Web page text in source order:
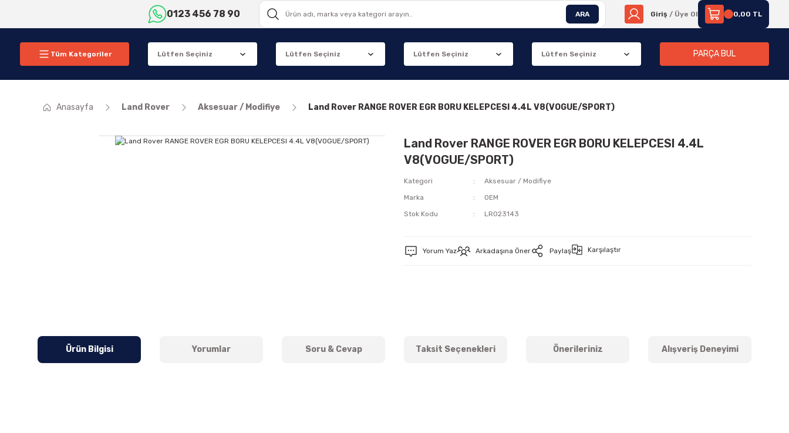
0123 456 78 90 ARA Giriş / Üye Ol 0,00 TL
Tüm Kategoriler PARÇA BUL
Anasayfa Land Rover Aksesuar / Modifiye Land Rover RANGE ROVER EGR BORU KELEPCESI 4.4L V8(VOGUE/SPORT)
Land Rover RANGE ROVER EGR BORU KELEPCESI 4.4L
V8(VOGUE/SPORT)
Kategori
Aksesuar / Modifiye
Marka
OEM
Stok Kodu
LR023143
Yorum Yaz Arkadaşına Öner Paylaş Karşılaştır
Ürün Bilgisi Yorumlar Soru & Cevap Taksit Seçenekleri Önerileriniz Alışveriş Deneyimi